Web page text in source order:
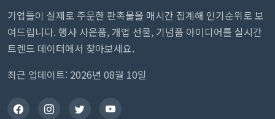
기업들이 실제로 주문한 판촉물을 매시간 집계해 인기순위로 보
여드립니다. 행사 사은품, 개업 선물, 기념품 아이디어를 실시간
트렌드 데이터에서 찾아보세요.
최근 업데이트: 2026년 08월 10일